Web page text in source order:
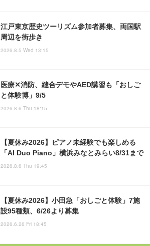
江戸東京歴史ツーリズム参加者募集、両国駅
周辺を街歩き
2026.8.5 Wed 13:15
医療✕消防、縫合デモやAED講習も「おしご
と体験博」9/5
2026.8.6 Thu 18:15
【夏休み2026】ピアノ未経験でも楽しめる
「AI Duo Piano」横浜みなとみらい8/31まで
2026.8.6 Thu 19:45
【夏休み2026】小田急「おしごと体験」7施
設95種類、6/26より募集
2026.6.26 Fri 18:45